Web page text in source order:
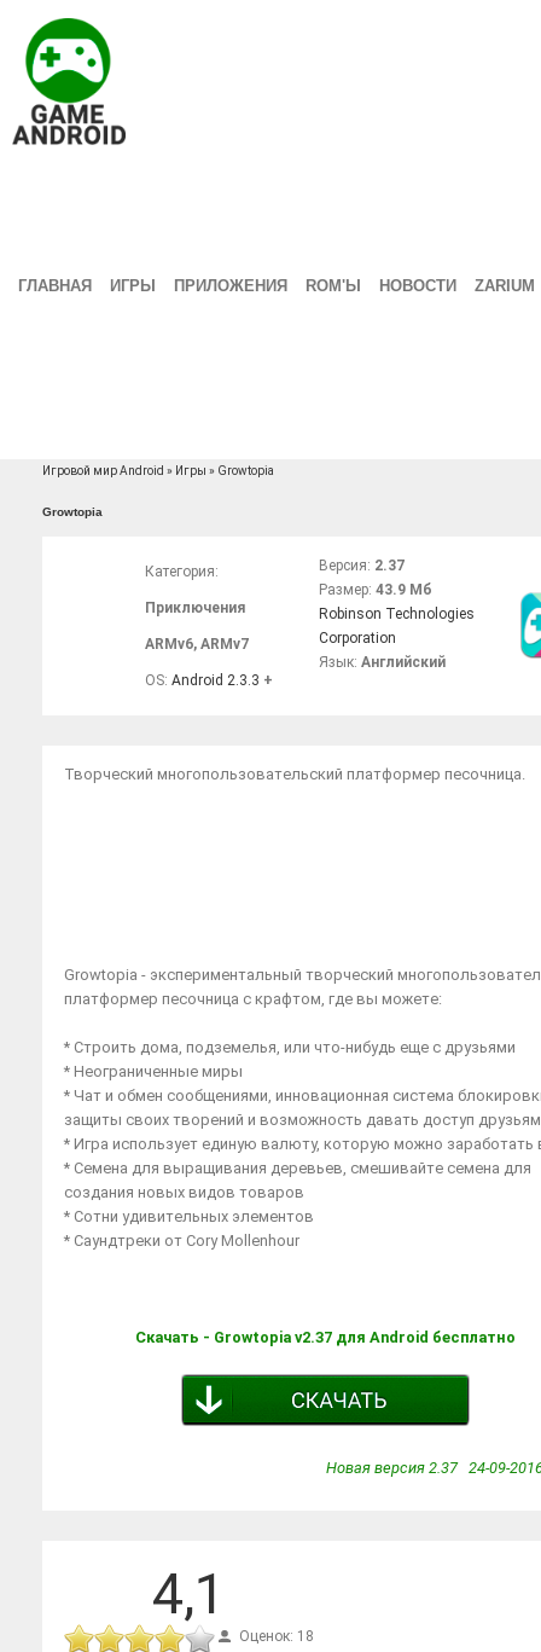
ГЛАВНАЯ ИГРЫ ПРИЛОЖЕНИЯ ROM'Ы НОВОСТИ ZARIUM
Игровой мир Android » Игры » Growtopia
Growtopia
Категория:
Приключения
ARMv6, ARMv7
OS: Android 2.3.3 +
Версия: 2.37
Размер:43.9 Мб
Robinson Technologies
Corporation
Язык:Английский
Творческий многопользовательский платформер песочница.
Growtopia - экспериментальный творческий
платформер песочница с крафтом, где вы можете:
* Строить дома, подземелья, или что-нибудь еще с друзьями
* Неограниченные миры
* Чат и обмен сообщениями, инновационная система
защиты своих творений и возможность давать доступ друзьям
* Игра использует единую валюту, которую можно заработать
* Семена для выращивания деревьев, смешивайте семена для
создания новых видов товаров
* Сотни удивительных элементов
* Саундтреки от Cory Mollenhour
Скачать - Growtopia v2.37 для Android бесплатно
Новая версия 2.37 24-09-
4,1
Оценок: 18